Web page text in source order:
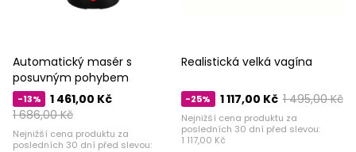
Automatický masér s
posuvným pohybem
-13%
1 686,00 Kč
1 461,00 Kč
Nejnižší cena produktu za
posledních 30 dní před slevou:
Realistická velká vagína
-25% 1 495,00 Kč
1 117,00 Kč
Nejnižší cena produktu za
posledních 30 dní před slevou:
1 117,00 Kč